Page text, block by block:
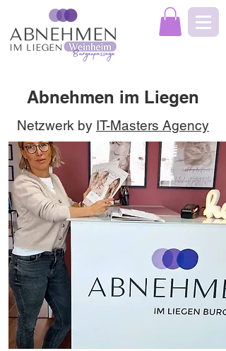
Abnehmen im Liegen
Netzwerk by IT-Masters Agency